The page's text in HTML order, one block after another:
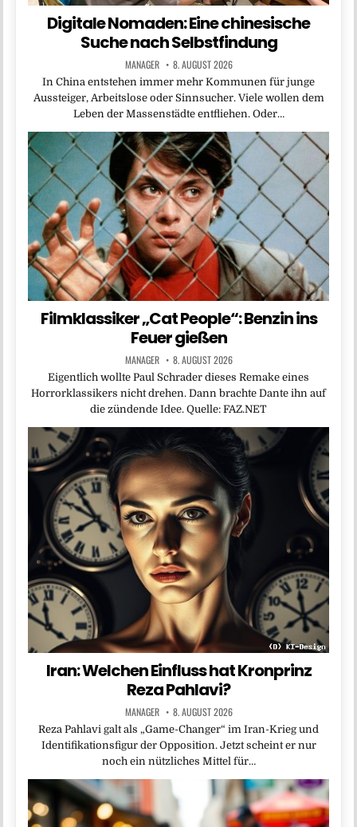
Digitale Nomaden: Eine chinesische
Suche nach Selbstfindung
MANAGER 8. AUGUST 2026
In China entstehen immer mehr Kommunen für junge
Aussteiger, Arbeitslose oder Sinnsucher. Viele wollen dem
Leben der Massenstädte entfliehen. Oder…
Filmklassiker „Cat People“: Benzin ins
Feuer gießen
MANAGER 8. AUGUST 2026
Eigentlich wollte Paul Schrader dieses Remake eines
Horrorklassikers nicht drehen. Dann brachte Dante ihn auf
die zündende Idee. Quelle: FAZ.NET
Iran: Welchen Einfluss hat Kronprinz
Reza Pahlavi?
MANAGER 8. AUGUST 2026
Reza Pahlavi galt als „Game-Changer“ im Iran-Krieg und
Identifikationsfigur der Opposition. Jetzt scheint er nur
noch ein nützliches Mittel für…